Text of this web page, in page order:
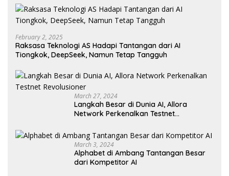
February 2, 2025
Raksasa Teknologi AS Hadapi Tantangan dari AI
Tiongkok, DeepSeek, Namun Tetap Tangguh
March 27, 2024
Langkah Besar di Dunia AI, Allora
Network Perkenalkan Testnet
March 3, 2024
Alphabet di Ambang Tantangan Besar
dari Kompetitor AI